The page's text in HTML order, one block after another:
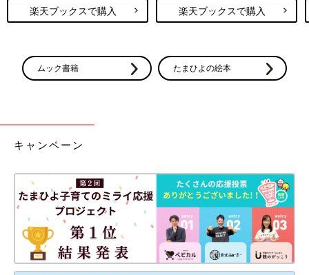
楽天ブックスで購入 楽天ブックスで購入
ムック書籍 たまひよの絵本
キャンペーン